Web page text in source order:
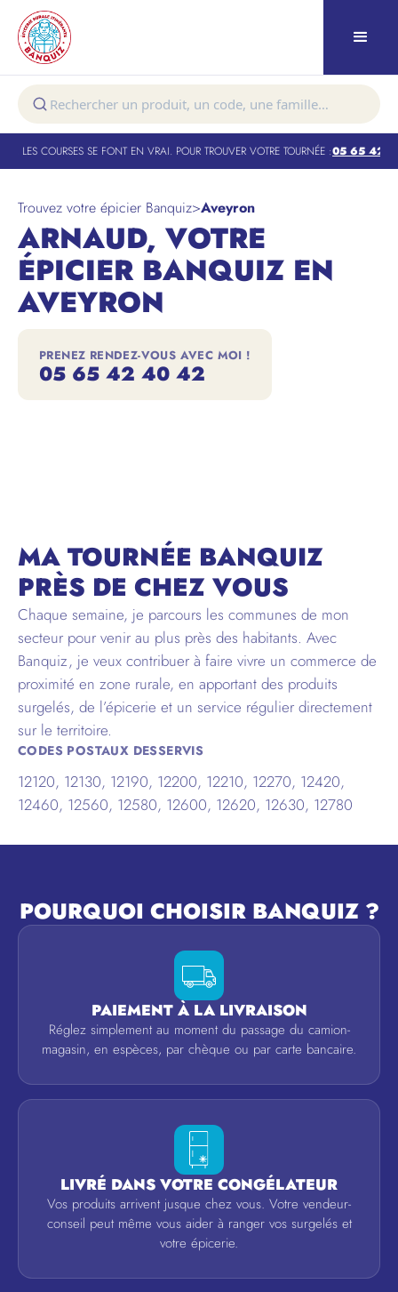
LES COURSES SE FONT EN VRAI. POUR TROUVER VOTRE TOURNÉE :05 65 42 40
Trouvez votre épicier Banquiz>Aveyron
ARNAUD, VOTRE
ÉPICIER BANQUIZ EN
AVEYRON
PRENEZ RENDEZ-VOUS AVEC MOI !
05 65 42 40 42
MA TOURNÉE BANQUIZ
PRÈS DE CHEZ VOUS
Chaque semaine, je parcours les communes de mon
secteur pour venir au plus près des habitants. Avec
Banquiz, je veux contribuer à faire vivre un commerce de
proximité en zone rurale, en apportant des produits
surgelés, de l’épicerie et un service régulier directement
sur le territoire.
CODES POSTAUX DESSERVIS
12120, 12130, 12190, 12200, 12210, 12270, 12420,
12460, 12560, 12580, 12600, 12620, 12630, 12780
POURQUOI CHOISIR BANQUIZ ?
PAIEMENT À LA LIVRAISON
Réglez simplement au moment du passage du camion-
magasin, en espèces, par chèque ou par carte bancaire.
LIVRÉ DANS VOTRE CONGÉLATEUR
Vos produits arrivent jusque chez vous. Votre vendeur-
conseil peut même vous aider à ranger vos surgelés et
votre épicerie.